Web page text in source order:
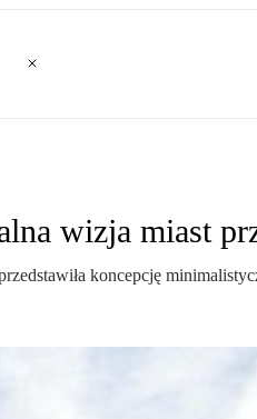
wizja miast
koncepcję